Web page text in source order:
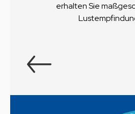
erhalten Sie